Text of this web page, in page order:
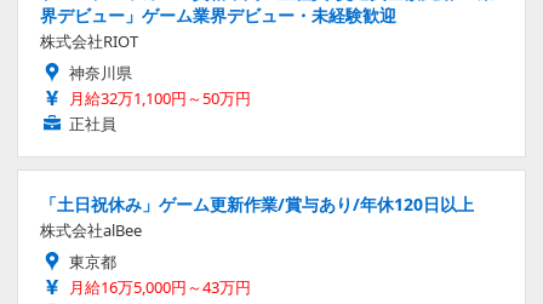
界デビュー」ゲーム業界デビュー・未経験歓迎
株式会社RIOT
神奈川県
月給32万1,100円～50万円
正社員
「土日祝休み」ゲーム更新作業/賞与あり/年休120日以上
株式会社alBee
東京都
月給16万5,000円～43万円